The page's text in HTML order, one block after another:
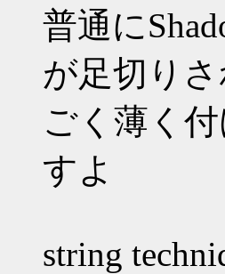
普通に
が足切り
ごく薄く
すよ
string